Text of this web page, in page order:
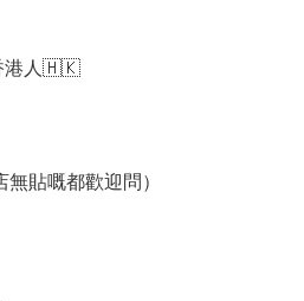
港人🇭🇰
貼嘅都歡迎問）